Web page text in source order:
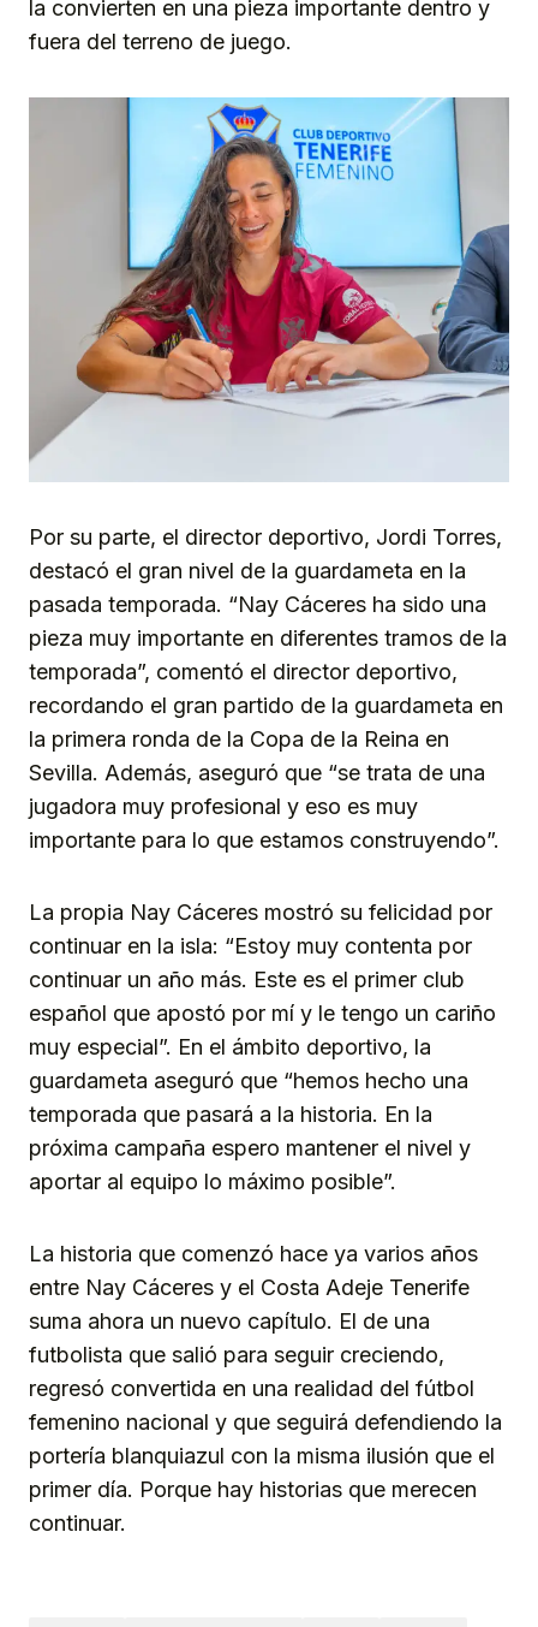
la convierten en una pieza importante dentro y
fuera del terreno de juego.
Por su parte, el director deportivo, Jordi Torres,
destacó el gran nivel de la guardameta en la
pasada temporada. “Nay Cáceres ha sido una
pieza muy importante en diferentes tramos de la
temporada”, comentó el director deportivo,
recordando el gran partido de la guardameta en
la primera ronda de la Copa de la Reina en
Sevilla. Además, aseguró que “se trata de una
jugadora muy profesional y eso es muy
importante para lo que estamos construyendo”.
La propia Nay Cáceres mostró su felicidad por
continuar en la isla: “Estoy muy contenta por
continuar un año más. Este es el primer club
español que apostó por mí y le tengo un cariño
muy especial”. En el ámbito deportivo, la
guardameta aseguró que “hemos hecho una
temporada que pasará a la historia. En la
próxima campaña espero mantener el nivel y
aportar al equipo lo máximo posible”.
La historia que comenzó hace ya varios años
entre Nay Cáceres y el Costa Adeje Tenerife
suma ahora un nuevo capítulo. El de una
futbolista que salió para seguir creciendo,
regresó convertida en una realidad del fútbol
femenino nacional y que seguirá defendiendo la
portería blanquiazul con la misma ilusión que el
primer día. Porque hay historias que merecen
continuar.